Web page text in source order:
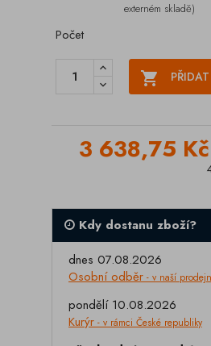
externém skladě)
Počet

3 638,75
Kdy dostanu zboží?
dnes 07.08.2026
Osobní odběr - v naší
pondělí 10.08.2026
Kurýr - v rámci České republiky